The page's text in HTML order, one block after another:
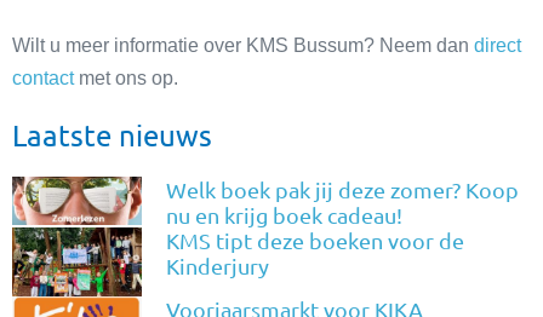
Wilt u meer informatie over KMS Bussum? Neem dan direct
contactmet ons op.
Laatste nieuws
Welk boek pak jij deze zomer? Koop
nu en krijg boek cadeau!
KMS tipt deze boeken voor de
Kinderjury
Voorjaarsmarkt voor KIKA